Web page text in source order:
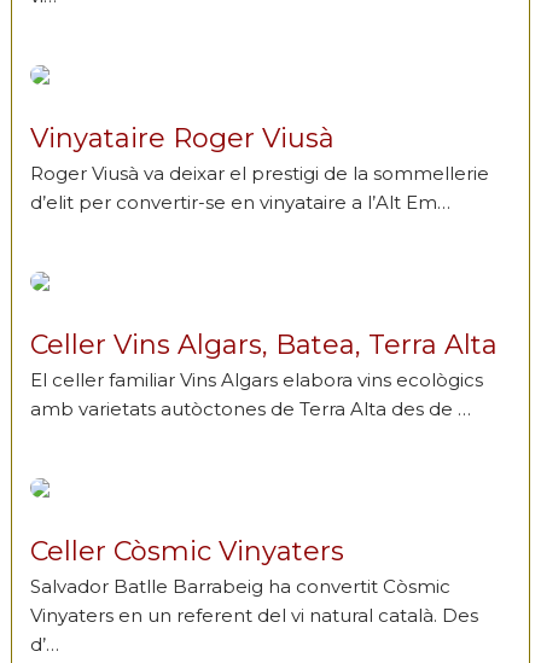
Vinyataire Roger Viusà
Roger Viusà va deixar el prestigi de la sommellerie
d’elit per convertir-se en vinyataire a l’Alt Em…
Celler Vins Algars, Batea, Terra Alta
El celler familiar Vins Algars elabora vins ecològics
amb varietats autòctones de Terra Alta des de …
Celler Còsmic Vinyaters
Salvador Batlle Barrabeig ha convertit Còsmic
Vinyaters en un referent del vi natural català. Des
d’…